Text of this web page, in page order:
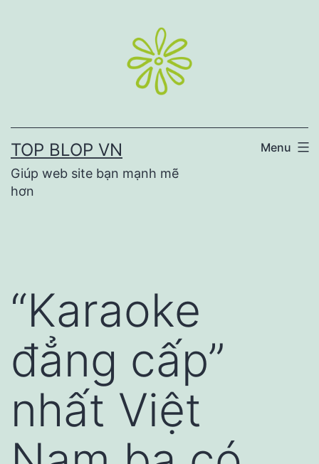
TOP BLOP VN
Giúp web site bạn mạnh mẽ
hơn
Menu
“Karaoke
đẳng cấp”
nhất Việt